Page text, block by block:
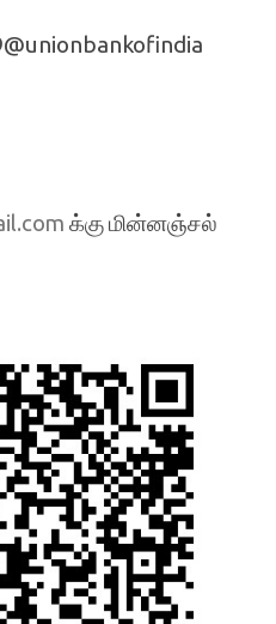
க்கு மின்னஞ்சல்